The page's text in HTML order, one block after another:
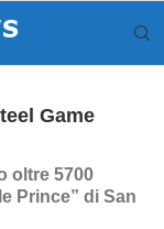
Game
oltre 5700
Prince” di San